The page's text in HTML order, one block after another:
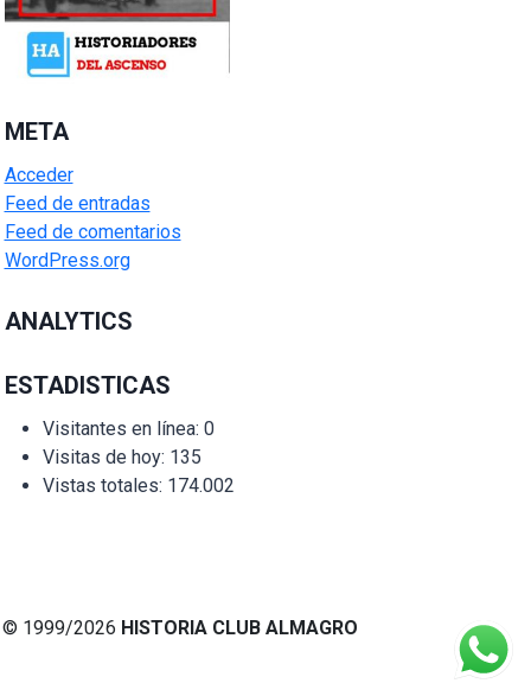
META
Acceder
Feed de entradas
Feed de comentarios
WordPress.org
ANALYTICS
ESTADISTICAS
Visitantes en línea: 0
Visitas de hoy: 135
Vistas totales: 174.002
© 1999/2026 HISTORIA CLUB ALMAGRO